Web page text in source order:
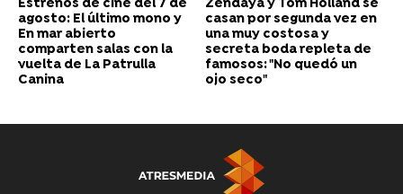
Estrenos de cine del 7 de
agosto: El último mono y
En mar abierto
comparten salas con la
vuelta de La Patrulla
Canina
Zendaya y Tom Holland se
casan por segunda vez en
una muy costosa y
secreta boda repleta de
famosos: "No quedó un
ojo seco"